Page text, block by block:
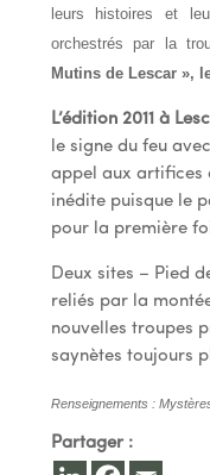
leurs histoires et
orchestrés par la
Mutins de Lescar »,
L’édition 2011 à
le signe du feu
appel aux artifices
inédite puisque le
pour la première
Deux sites – Pied
reliés par la
nouvelles troupes
saynètes toujours
Renseignements :
Partager :